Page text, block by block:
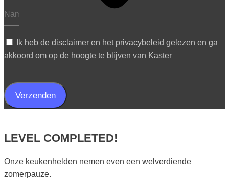
Ik heb de disclaimer en het privacybeleid gelezen en ga
akkoord om op de hoogte te blijven van Kaster
Verzenden
LEVEL COMPLETED!
Onze keukenhelden nemen even een welverdiende
zomerpauze.